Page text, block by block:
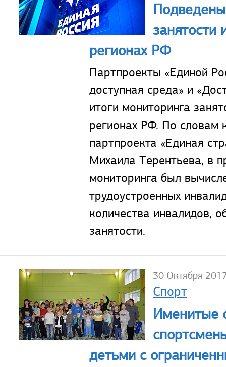
занятости
регионах РФ
Партпроекты «Единой
доступная среда» и
итоги мониторинга
регионах РФ. По словам
партпроекта «Единая
Михаила Терентьева, в
мониторинга был
трудоустроенных
количества инвалидов,
занятости.
30 Октября
Спорт
Именитые
детьми с